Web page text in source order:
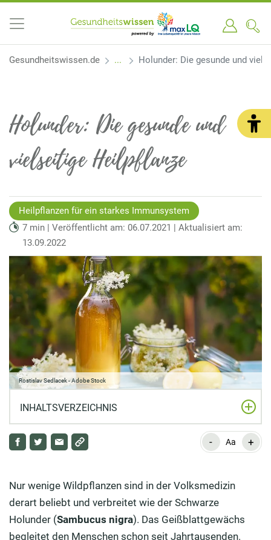
Gesundheitswissen.de Holunder: Die gesunde und
Holunder: Die gesunde und
vielseitige Heilpflanze
Heilpflanzen für ein starkes Immunsystem
7 min | Veröffentlicht am: 06.07.2021 | Aktualisiert am:
13.09.2022
Rostislav Sedlacek - Adobe Stock
INHALTSVERZEICHNIS
Holunder als Medizin - Aa +
Nur wenige Wildpflanzen sind in der Volksmedizin
derart beliebt und verbreitet wie der Schwarze
Holunder (Sambucus nigra). Das Geißblattgewächs
begleitet den Menschen schon seit Jahrtausenden.